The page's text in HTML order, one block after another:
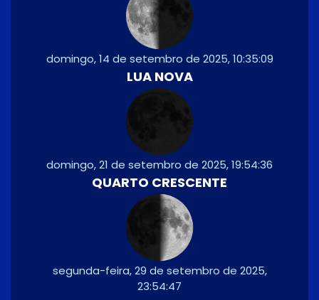
domingo, 14 de setembro de 2025, 10:35:09
LUA NOVA
domingo, 21 de setembro de 2025, 19:54:36
QUARTO CRESCENTE
segunda-feira, 29 de setembro de 2025,
23:54:47